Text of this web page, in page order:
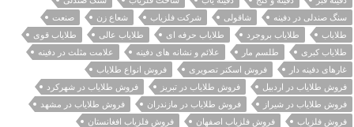
سنگ صندلی در دفینه
شاقولی شرکت فلزیاب شعاع زن
صنعت
طلایاب
طلایاب بروجرد طلایاب حرفه ای طلایاب عالی
طلایاب قوی
طلایاب کبری
طلسم مار علائم و نشانه های دفینه
علامت مثلث در دفینه
غارهای دفینه دار
فروش اسکنر تصویری
فروش انواع طلایاب
فروش طلایاب در اردبیل
فروش طلایاب در تبریز
فروش طلایاب در شهرکرد
فروش طلایاب در شیراز
فروش طلایاب در مازندران
فروش طلایاب در مشهد
فروش فلزیاب
فروش فلزیاب اصفهان
فروش فلزیاب افغانستان